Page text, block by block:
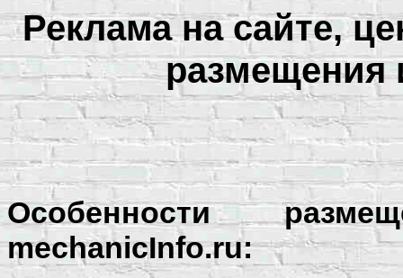
Реклама на сайте,
размещения
Особенности
mechanicInfo.ru: